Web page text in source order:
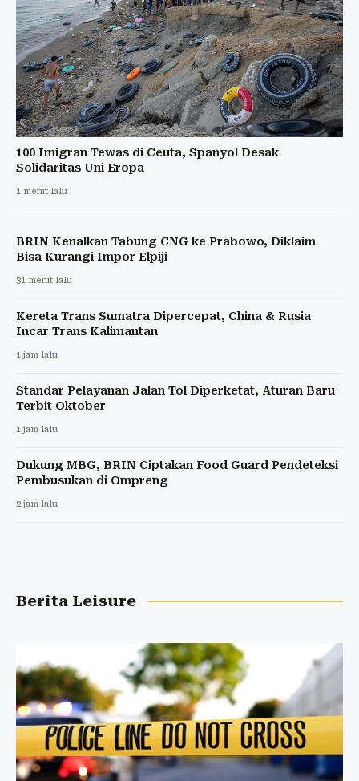
100 Imigran Tewas di Ceuta, Spanyol Desak
Solidaritas Uni Eropa
1 menit lalu
BRIN Kenalkan Tabung CNG ke Prabowo, Diklaim
Bisa Kurangi Impor Elpiji
31 menit lalu
Kereta Trans Sumatra Dipercepat, China & Rusia
Incar Trans Kalimantan
1 jam lalu
Standar Pelayanan Jalan Tol Diperketat, Aturan Baru
Terbit Oktober
1 jam lalu
Dukung MBG, BRIN Ciptakan Food Guard Pendeteksi
Pembusukan di Ompreng
2 jam lalu
Berita Leisure